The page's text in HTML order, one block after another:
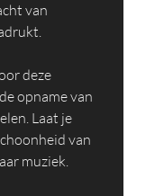
van
deze
opname van
Laat je
van
muziek.